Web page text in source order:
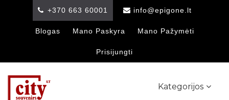
+370 663 60001 info@epigone.lt
Blogas Mano Paskyra Mano Pažymėti
Prisijungti
Kategorijos